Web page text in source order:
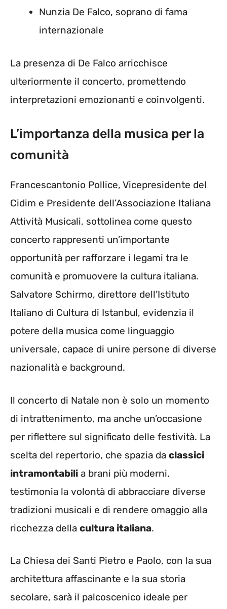
Nunzia De Falco, soprano di fama
internazionale
La presenza di De Falco arricchisce
ulteriormente il concerto, promettendo
interpretazioni emozionanti e coinvolgenti.
L’importanza della musica per la
comunità
Francescantonio Pollice, Vicepresidente del
Cidim e Presidente dell’Associazione Italiana
Attività Musicali, sottolinea come questo
concerto rappresenti un’importante
opportunità per rafforzare i legami tra le
comunità e promuovere la cultura italiana.
Salvatore Schirmo, direttore dell’Istituto
Italiano di Cultura di Istanbul, evidenzia il
potere della musica come linguaggio
universale, capace di unire persone di diverse
nazionalità e background.
Il concerto di Natale non è solo un momento
di intrattenimento, ma anche un’occasione
per riflettere sul significato delle festività. La
scelta del repertorio, che spazia da classici
intramontabili a brani più moderni,
testimonia la volontà di abbracciare diverse
tradizioni musicali e di rendere omaggio alla
ricchezza della cultura italiana.
La Chiesa dei Santi Pietro e Paolo, con la sua
architettura affascinante e la sua storia
secolare, sarà il palcoscenico ideale per